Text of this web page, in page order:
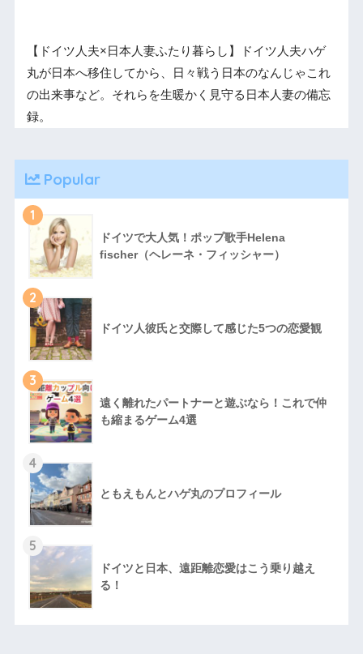
【ドイツ人夫×日本人妻ふたり暮らし】ドイツ人夫ハゲ
丸が日本へ移住してから、日々戦う日本のなんじゃこれ
の出来事など。それらを生暖かく見守る日本人妻の備忘
録。
Popular
1
ドイツで大人気！ポップ歌手Helena
fischer（ヘレーネ・フィッシャー）
2
ドイツ人彼氏と交際して感じた5つの恋愛観
3
遠く離れたパートナーと遊ぶなら！これで仲
も縮まるゲーム4選
4
ともえもんとハゲ丸のプロフィール
5
ドイツと日本、遠距離恋愛はこう乗り越え
る！